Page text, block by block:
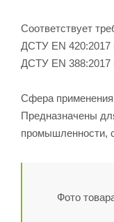
Соответствует
ДСТУ ЕN 420:2017
ДСТУ EN 388:2017
Сфера
Предназначены
промышленности,
Фото